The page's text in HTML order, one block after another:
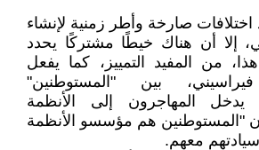
صارخة وأطر زمنية لإنشاء
إلا أن هناك خيطًا مشتركًا يحدد
من المفيد التمييز، كما يفعل
بين "المستوطنين"
يدخل المهاجرون إلى الأنظمة
"المستوطنين هم مؤسسو الأنظمة
معهم.